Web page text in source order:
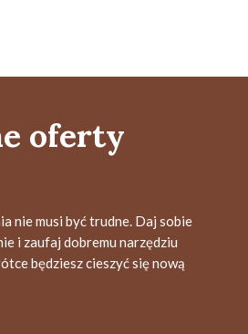
oferty
nie musi być trudne. Daj sobie
i zaufaj dobremu narzędziu
będziesz cieszyć się nową